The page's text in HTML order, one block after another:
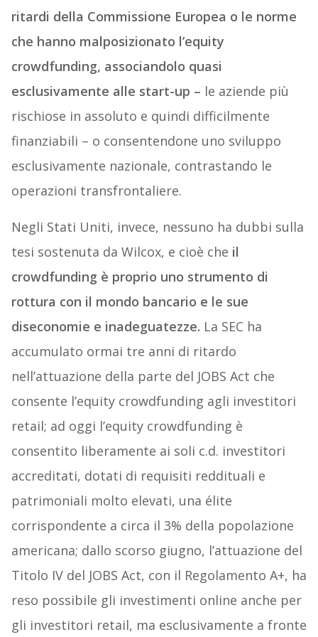
ritardi della Commissione Europea o le norme
che hanno malposizionato l’equity
crowdfunding, associandolo quasi
esclusivamente alle start-up – le aziende più
rischiose in assoluto e quindi difficilmente
finanziabili – o consentendone uno sviluppo
esclusivamente nazionale, contrastando le
operazioni transfrontaliere.
Negli Stati Uniti, invece, nessuno ha dubbi sulla
tesi sostenuta da Wilcox, e cioè che il
crowdfunding è proprio uno strumento di
rottura con il mondo bancario e le sue
diseconomie e inadeguatezze. La SEC ha
accumulato ormai tre anni di ritardo
nell’attuazione della parte del JOBS Act che
consente l’equity crowdfunding agli investitori
retail; ad oggi l’equity crowdfunding è
consentito liberamente ai soli c.d. investitori
accreditati, dotati di requisiti reddituali e
patrimoniali molto elevati, una élite
corrispondente a circa il 3% della popolazione
americana; dallo scorso giugno, l’attuazione del
Titolo IV del JOBS Act, con il Regolamento A+, ha
reso possibile gli investimenti online anche per
gli investitori retail, ma esclusivamente a fronte